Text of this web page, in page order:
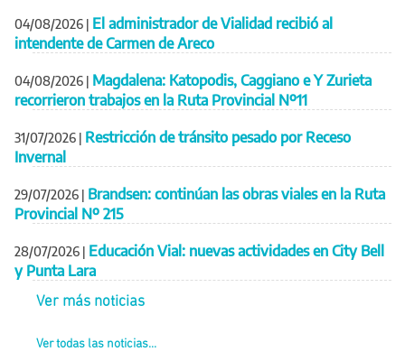
04/08/2026 | El administrador de Vialidad recibió al
intendente de Carmen de Areco
04/08/2026 | Magdalena: Katopodis, Caggiano e Y Zurieta
recorrieron trabajos en la Ruta Provincial Nº11
31/07/2026 | Restricción de tránsito pesado por Receso
Invernal
29/07/2026 | Brandsen: continúan las obras viales en la Ruta
Provincial Nº 215
28/07/2026 | Educación Vial: nuevas actividades en City Bell
y Punta Lara
Ver más noticias
Ver todas las noticias...